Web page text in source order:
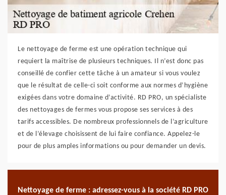
Le nettoyage de ferme est une opération technique qui
requiert la maîtrise de plusieurs techniques. Il n’est donc pas
conseillé de confier cette tâche à un amateur si vous voulez
que le résultat de celle-ci soit conforme aux normes d’hygiène
exigées dans votre domaine d’activité. RD PRO, un spécialiste
des nettoyages de fermes vous propose ses services à des
tarifs accessibles. De nombreux professionnels de l’agriculture
et de l’élevage choisissent de lui faire confiance. Appelez-le
pour de plus amples informations ou pour demander un devis.
Nettoyage de ferme : adressez-vous à la société RD PRO